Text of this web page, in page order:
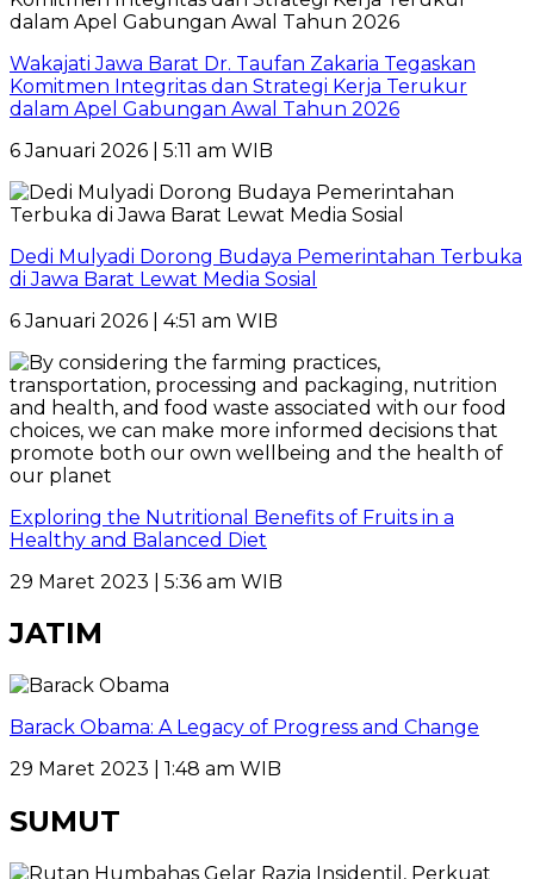
Wakajati Jawa Barat Dr. Taufan Zakaria Tegaskan
Komitmen Integritas dan Strategi Kerja Terukur
dalam Apel Gabungan Awal Tahun 2026
6 Januari 2026 | 5:11 am WIB
Dedi Mulyadi Dorong Budaya Pemerintahan Terbuka
di Jawa Barat Lewat Media Sosial
6 Januari 2026 | 4:51 am WIB
Exploring the Nutritional Benefits of Fruits in a
Healthy and Balanced Diet
29 Maret 2023 | 5:36 am WIB
JATIM
Barack Obama: A Legacy of Progress and Change
29 Maret 2023 | 1:48 am WIB
SUMUT